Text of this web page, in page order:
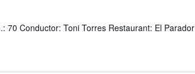
70 Conductor: Toni Torres Restaurant: El Parador